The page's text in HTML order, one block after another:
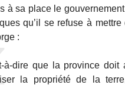
à sa place le
qu’il se refuse à
:
à-dire que la province
la propriété de la